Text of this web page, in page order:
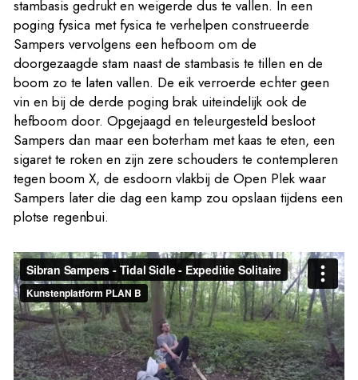
stambasis gedrukt en weigerde dus te vallen. In een
poging fysica met fysica te verhelpen construeerde
Sampers vervolgens een hefboom om de
doorgezaagde stam naast de stambasis te tillen en de
boom zo te laten vallen. De eik verroerde echter geen
vin en bij de derde poging brak uiteindelijk ook de
hefboom door. Opgejaagd en teleurgesteld besloot
Sampers dan maar een boterham met kaas te eten, een
sigaret te roken en zijn zere schouders te contempleren
tegen boom X, de esdoorn vlakbij de Open Plek waar
Sampers later die dag een kamp zou opslaan tijdens een
plotse regenbui.